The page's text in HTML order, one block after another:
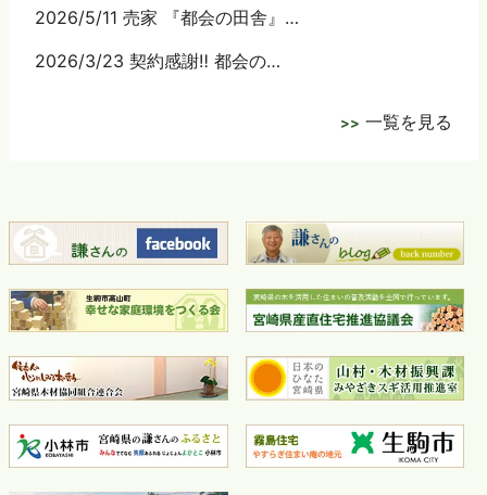
2026/5/11 売家 『都会の田舎』…
2026/3/23 契約感謝‼ 都会の…
一覧を見る